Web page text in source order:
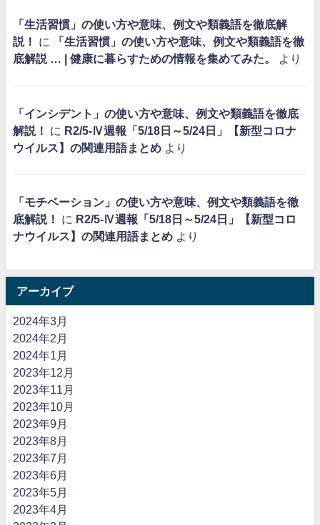
「生活習慣」の使い方や意味、例文や類義語を徹底解
説！
に
「生活習慣」の使い方や意味、例文や類義語を徹
底解説 … | 健康に暮らすための情報を集めてみた。
より
「インシデント」の使い方や意味、例文や類義語を徹底
解説！
に R2/5-Ⅳ週報「5/18日～5/24日」【新型コロナ
ウイルス】の関連用語まとめ より
「モチベーション」の使い方や意味、例文や類義語を徹
底解説！
に R2/5-Ⅳ週報「5/18日～5/24日」【新型コロ
ナウイルス】の関連用語まとめ より
アーカイブ
2024年3月
2024年2月
2024年1月
2023年12月
2023年11月
2023年10月
2023年9月
2023年8月
2023年7月
2023年6月
2023年5月
2023年4月